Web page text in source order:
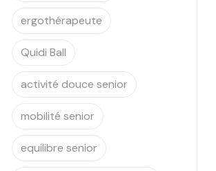
ergothérapeute
Quidi Ball
activité douce senior
mobilité senior
equilibre senior